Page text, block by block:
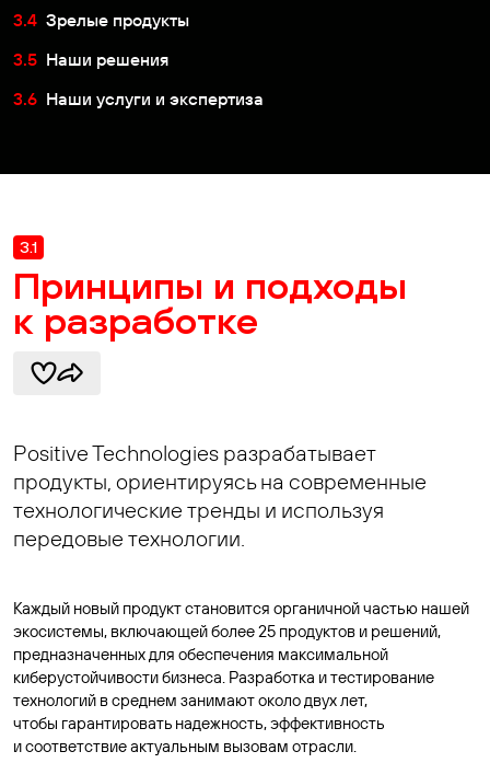
3.4 Зрелые продукты
3.5 Наши решения
3.6 Наши услуги и экспертиза
3.1
Принципы и подходы
к разработке
Positive Technologies разрабатывает
продукты, ориентируясь на современные
технологические тренды и используя
передовые технологии.
Каждый новый продукт становится органичной частью нашей
экосистемы, включающей более 25 продуктов и решений,
предназначенных для обеспечения максимальной
киберустойчивости бизнеса. Разработка и тестирование
технологий в среднем занимают около двух лет,
чтобы гарантировать надежность, эффективность
и соответствие актуальным вызовам отрасли.